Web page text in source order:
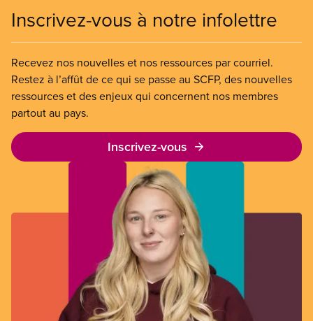
Inscrivez-vous à notre infolettre
Recevez nos nouvelles et nos ressources par courriel.
Restez à l’affût de ce qui se passe au SCFP, des nouvelles
ressources et des enjeux qui concernent nos membres
partout au pays.
Inscrivez-vous